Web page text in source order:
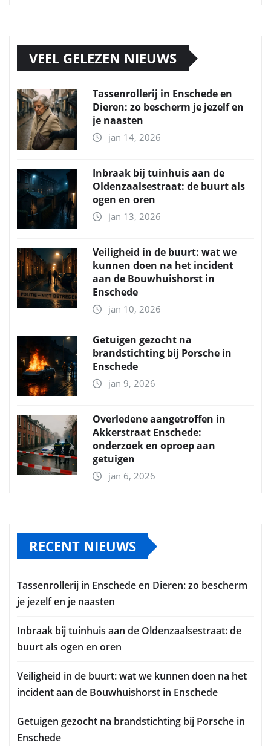
VEEL GELEZEN NIEUWS
Tassenrollerij in Enschede en
Dieren: zo bescherm je jezelf en
je naasten
jan 14, 2026
Inbraak bij tuinhuis aan de
Oldenzaalsestraat: de buurt als
ogen en oren
jan 13, 2026
Veiligheid in de buurt: wat we
kunnen doen na het incident
aan de Bouwhuishorst in
Enschede
jan 10, 2026
Getuigen gezocht na
brandstichting bij Porsche in
Enschede
jan 9, 2026
Overledene aangetroffen in
Akkerstraat Enschede:
onderzoek en oproep aan
getuigen
jan 6, 2026
RECENT NIEUWS
Tassenrollerij in Enschede en Dieren: zo bescherm
je jezelf en je naasten
Inbraak bij tuinhuis aan de Oldenzaalsestraat: de
buurt als ogen en oren
Veiligheid in de buurt: wat we kunnen doen na het
incident aan de Bouwhuishorst in Enschede
Getuigen gezocht na brandstichting bij Porsche in
Enschede